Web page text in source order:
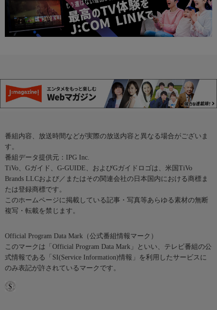
番組内容、放送時間などが実際の放送内容と異なる場合がございま
す。
番組データ提供元：IPG Inc.
TiVo、Gガイド、G-GUIDE、およびGガイドロゴは、米国TiVo
Brands LLCおよび／またはその関連会社の日本国内における商標ま
たは登録商標です。
このホームページに掲載している記事・写真等あらゆる素材の無断
複写・転載を禁じます。
Official Program Data Mark（公式番組情報マーク）
このマークは「Official Program Data Mark」といい、テレビ番組の公
式情報である「SI(Service Information)情報」を利用したサービスに
のみ表記が許されているマークです。